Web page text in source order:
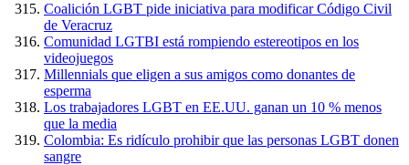
Coalición LGBT pide iniciativa para modificar Código Civil
de Veracruz
Comunidad LGTBI está rompiendo estereotipos en los
videojuegos
Millennials que eligen a sus amigos como donantes de
esperma
Los trabajadores LGBT en EE.UU. ganan un 10 % menos
que la media
Colombia: Es ridículo prohibir que las personas LGBT donen
sangre